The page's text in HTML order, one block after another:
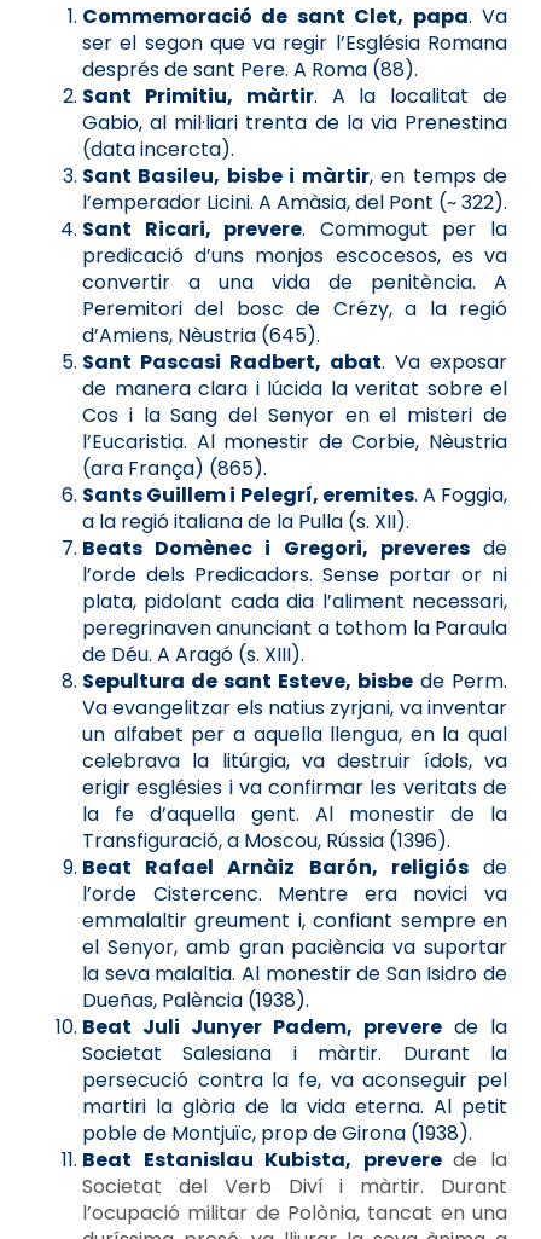
Commemoració de sant Clet, papa. Va
ser el segon que va regir l’Església Romana
després de sant Pere. A Roma (88).
Sant Primitiu, màrtir. A la localitat de
Gabio, al mil·liari trenta de la via Prenestina
(data incercta).
Sant Basileu, bisbe i màrtir, en temps de
l’emperador Licini. A Amàsia, del Pont (~ 322).
Sant Ricari, prevere. Commogut per la
predicació d’uns monjos escocesos, es va
convertir a una vida de penitència. A
Peremitori del bosc de Crézy, a la regió
d’Amiens, Nèustria (645).
Sant Pascasi Radbert, abat. Va exposar
de manera clara i lúcida la veritat sobre el
Cos i la Sang del Senyor en el misteri de
l’Eucaristia. Al monestir de Corbie, Nèustria
(ara França) (865).
Sants Guillem i Pelegrí, eremites. A Foggia,
a la regió italiana de la Pulla (s. XII).
Beats Domènec i Gregori, preveresde
l’orde dels Predicadors. Sense portar or ni
plata, pidolant cada dia l’aliment necessari,
peregrinaven anunciant a tothom la Paraula
de Déu. A Aragó (s. XIII).
Sepultura de sant Esteve, bisbe de Perm.
Va evangelitzar els natius zyrjani, va inventar
un alfabet per a aquella llengua, en la qual
celebrava la litúrgia, va destruir ídols, va
erigir esglésies i va confirmar les veritats de
la fe d’aquella gent. Al monestir de la
Transfiguració, a Moscou, Rússia (1396).
Beat Rafael Arnàiz Barón, religiósde
l’orde Cistercenc. Mentre era novici va
emmalaltir greument i, confiant sempre en
el Senyor, amb gran paciència va suportar
la seva malaltia. Al monestir de San Isidro de
Dueñas, Palència (1938).
Beat Juli Junyer Padem, prevere de la
Societat Salesiana i màrtir. Durant la
persecució contra la fe, va aconseguir pel
martiri la glòria de la vida eterna. Al petit
poble de Montjuïc, prop de Girona (1938).
Beat Estanislau Kubista, preverede la
Societat del Verb Diví i màrtir. Durant
l’ocupació militar de Polònia, tancat en una